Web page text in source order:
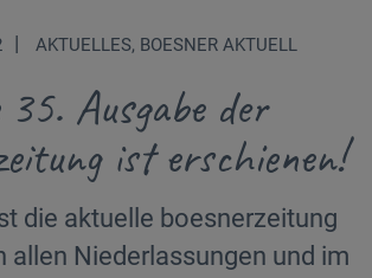
| AKTUELLES, BOESNER AKTUELL
Ausgabe der
ist erschienen!
die aktuelle boesnerzeitung
allen Niederlassungen und im